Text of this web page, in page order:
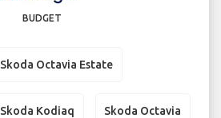
BUDGET
Skoda Octavia Estate
Skoda Kodiaq Skoda Octavia